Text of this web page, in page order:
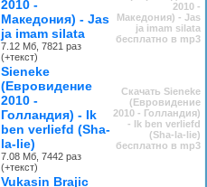
2010 -
Македония) - Jas
ja imam silata
7.12 Мб, 7821 раз
(+текст)
2010 -
Македония) - Jas
ja imam silata
бесплатно в mp3
Sieneke
(Евровидение
2010 -
Голландия) - Ik
ben verliefd (Sha-
la-lie)
7.08 Мб, 7442 раз
(+текст)
Скачать Sieneke
(Евровидение
2010 - Голландия)
- Ik ben verliefd
(Sha-la-lie)
бесплатно в mp3
Vukasin Brajic